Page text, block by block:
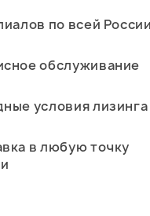
по всей
обслуживание
условия лизинга
в любую точку